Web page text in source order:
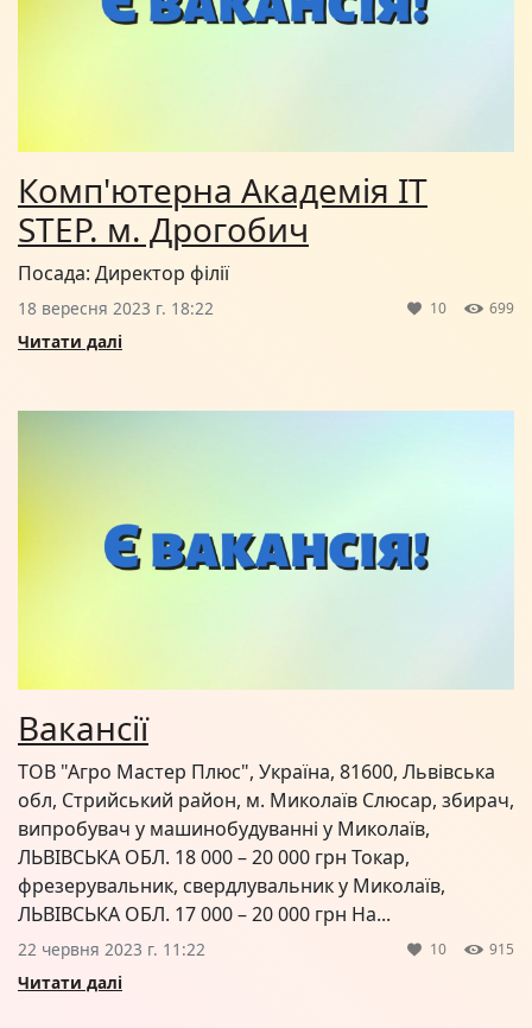
Комп'ютерна Академія IT
STEP. м. Дрогобич
Посада: Директор філії
18 вересня 2023 г. 18:22 10 699
Читати далі
Вакансії
ТОВ "Агро Мастер Плюс", Україна, 81600, Львівська
обл, Стрийський район, м. Миколаїв Слюсар, збирач,
випробувач у машинобудуванні у Миколаїв,
ЛЬВІВСЬКА ОБЛ. 18 000 – 20 000 грн Токар,
фрезерувальник, свердлувальник у Миколаїв,
ЛЬВІВСЬКА ОБЛ. 17 000 – 20 000 грн На...
22 червня 2023 г. 11:22 10 915
Читати далі